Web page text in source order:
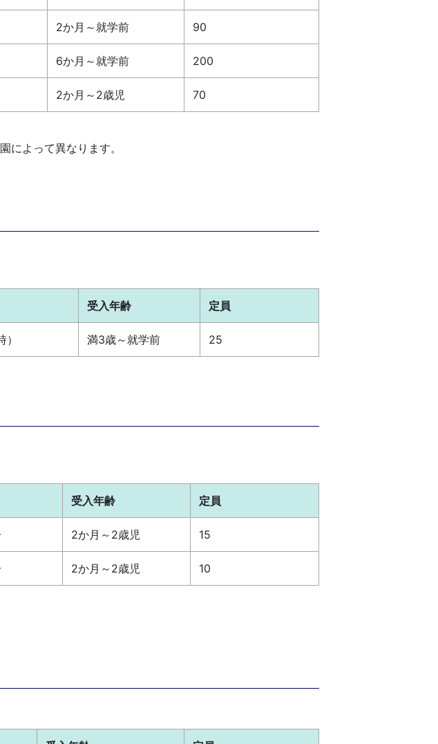
2か月～就学前 90
6か月～就学前 200
2か月～2歳児 70
よって異なります。
受入年齢 定員
満3歳～就学前 25
受入年齢 定員
2か月～2歳児 15
2か月～2歳児 10